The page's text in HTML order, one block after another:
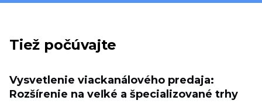
Tiež počúvajte
Vysvetlenie viackanálového predaja:
Rozšírenie na veľké a špecializované trhy